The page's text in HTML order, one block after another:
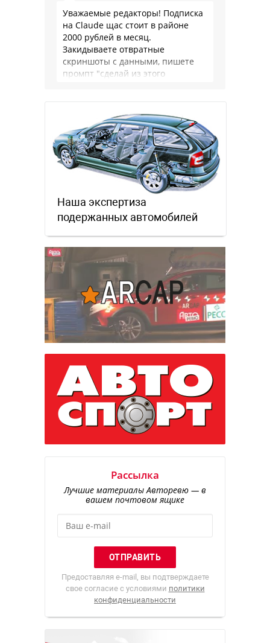
Уважаемые редакторы! Подписка
на Claude щас стоит в районе
2000 рублей в месяц.
Закидываете отвратные
скриншоты с данными, пишете
промпт "сделай из этого
Наша экспертиза
подержанных автомобилей
Рассылка
Лучшие материалы Авторевю — в
вашем почтовом ящике
Предоставляя e-mail, вы подтверждаете
свое согласие с условиями политики
конфиденциальности